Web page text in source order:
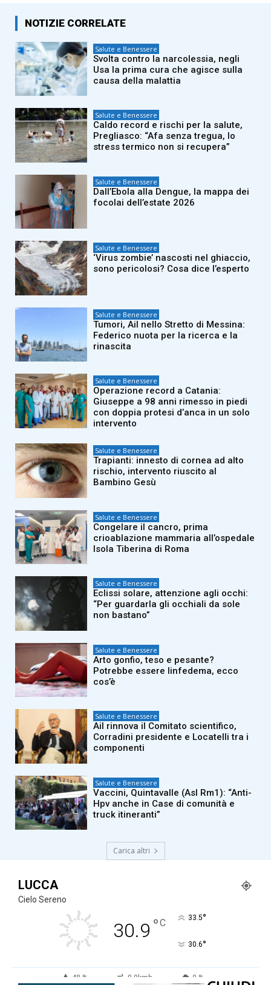
NOTIZIE CORRELATE
Salute e Benessere
Svolta contro la narcolessia, negli
Usa la prima cura che agisce sulla
causa della malattia
Salute e Benessere
Caldo record e rischi per la salute,
Pregliasco: “Afa senza tregua, lo
stress termico non si recupera”
Salute e Benessere
Dall’Ebola alla Dengue, la mappa dei
focolai dell’estate 2026
Salute e Benessere
‘Virus zombie’ nascosti nel ghiaccio,
sono pericolosi? Cosa dice l’esperto
Salute e Benessere
Tumori, Ail nello Stretto di Messina:
Federico nuota per la ricerca e la
rinascita
Salute e Benessere
Operazione record a Catania:
Giuseppe a 98 anni rimesso in piedi
con doppia protesi d’anca in un solo
intervento
Salute e Benessere
Trapianti: innesto di cornea ad alto
rischio, intervento riuscito al
Bambino Gesù
Salute e Benessere
Congelare il cancro, prima
crioablazione mammaria all’ospedale
Isola Tiberina di Roma
Salute e Benessere
Eclissi solare, attenzione agli occhi:
“Per guardarla gli occhiali da sole
non bastano”
Salute e Benessere
Arto gonfio, teso e pesante?
Potrebbe essere linfedema, ecco
cos’è
Salute e Benessere
Ail rinnova il Comitato scientifico,
Corradini presidente e Locatelli tra i
componenti
Salute e Benessere
Vaccini, Quintavalle (Asl Rm1): “Anti-
Hpv anche in Case di comunità e
truck itineranti”
Carica altri
LUCCA
Cielo Sereno
30.9 °C 33.5°
30.6°
48 % 0.9kmh 0 %